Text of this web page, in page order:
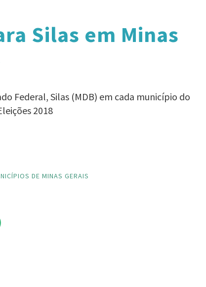
Silas em Minas
Federal, Silas (MDB) em cada município do
2018
DE MINAS GERAIS